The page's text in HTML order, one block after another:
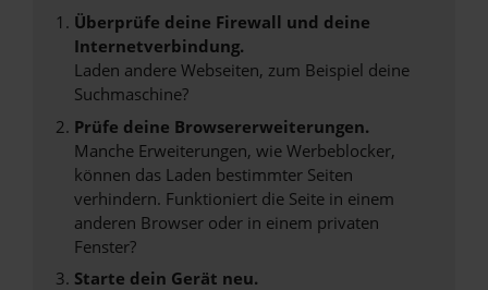
Überprüfe deine Firewall und deine
Internetverbindung.
Laden andere Webseiten, zum Beispiel deine
Suchmaschine?
Prüfe deine Browsererweiterungen.
Manche Erweiterungen, wie Werbeblocker,
können das Laden bestimmter Seiten
verhindern. Funktioniert die Seite in einem
anderen Browser oder in einem privaten
Fenster?
Starte dein Gerät neu.